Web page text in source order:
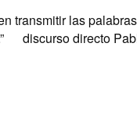
transmitir las
discurso directo